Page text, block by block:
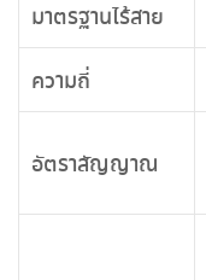
มาตรฐานไร้สาย
ความถี่
อัตราสัญญาณ